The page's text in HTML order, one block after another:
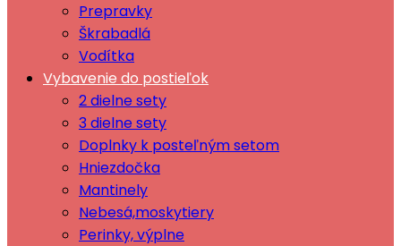
Prepravky
Škrabadlá
Vodítka
Vybavenie do postieľok
2 dielne sety
3 dielne sety
Doplnky k posteľným setom
Hniezdočka
Mantinely
Nebesá,moskytiery
Perinky, výplne